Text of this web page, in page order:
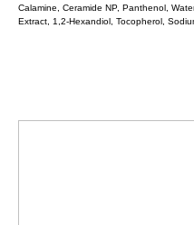
Calamine, Ceramide NP, Panthenol,
Extract, 1,2-Hexandiol, Tocopherol,